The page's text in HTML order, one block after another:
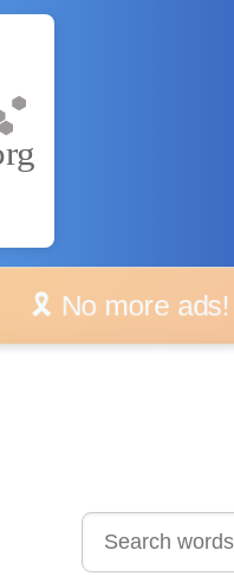
🎗️ No more ads!